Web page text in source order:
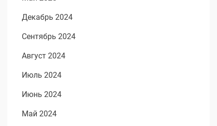
Декабрь 2024
Сентябрь 2024
Август 2024
Июль 2024
Июнь 2024
Май 2024